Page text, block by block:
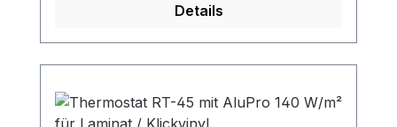
Details